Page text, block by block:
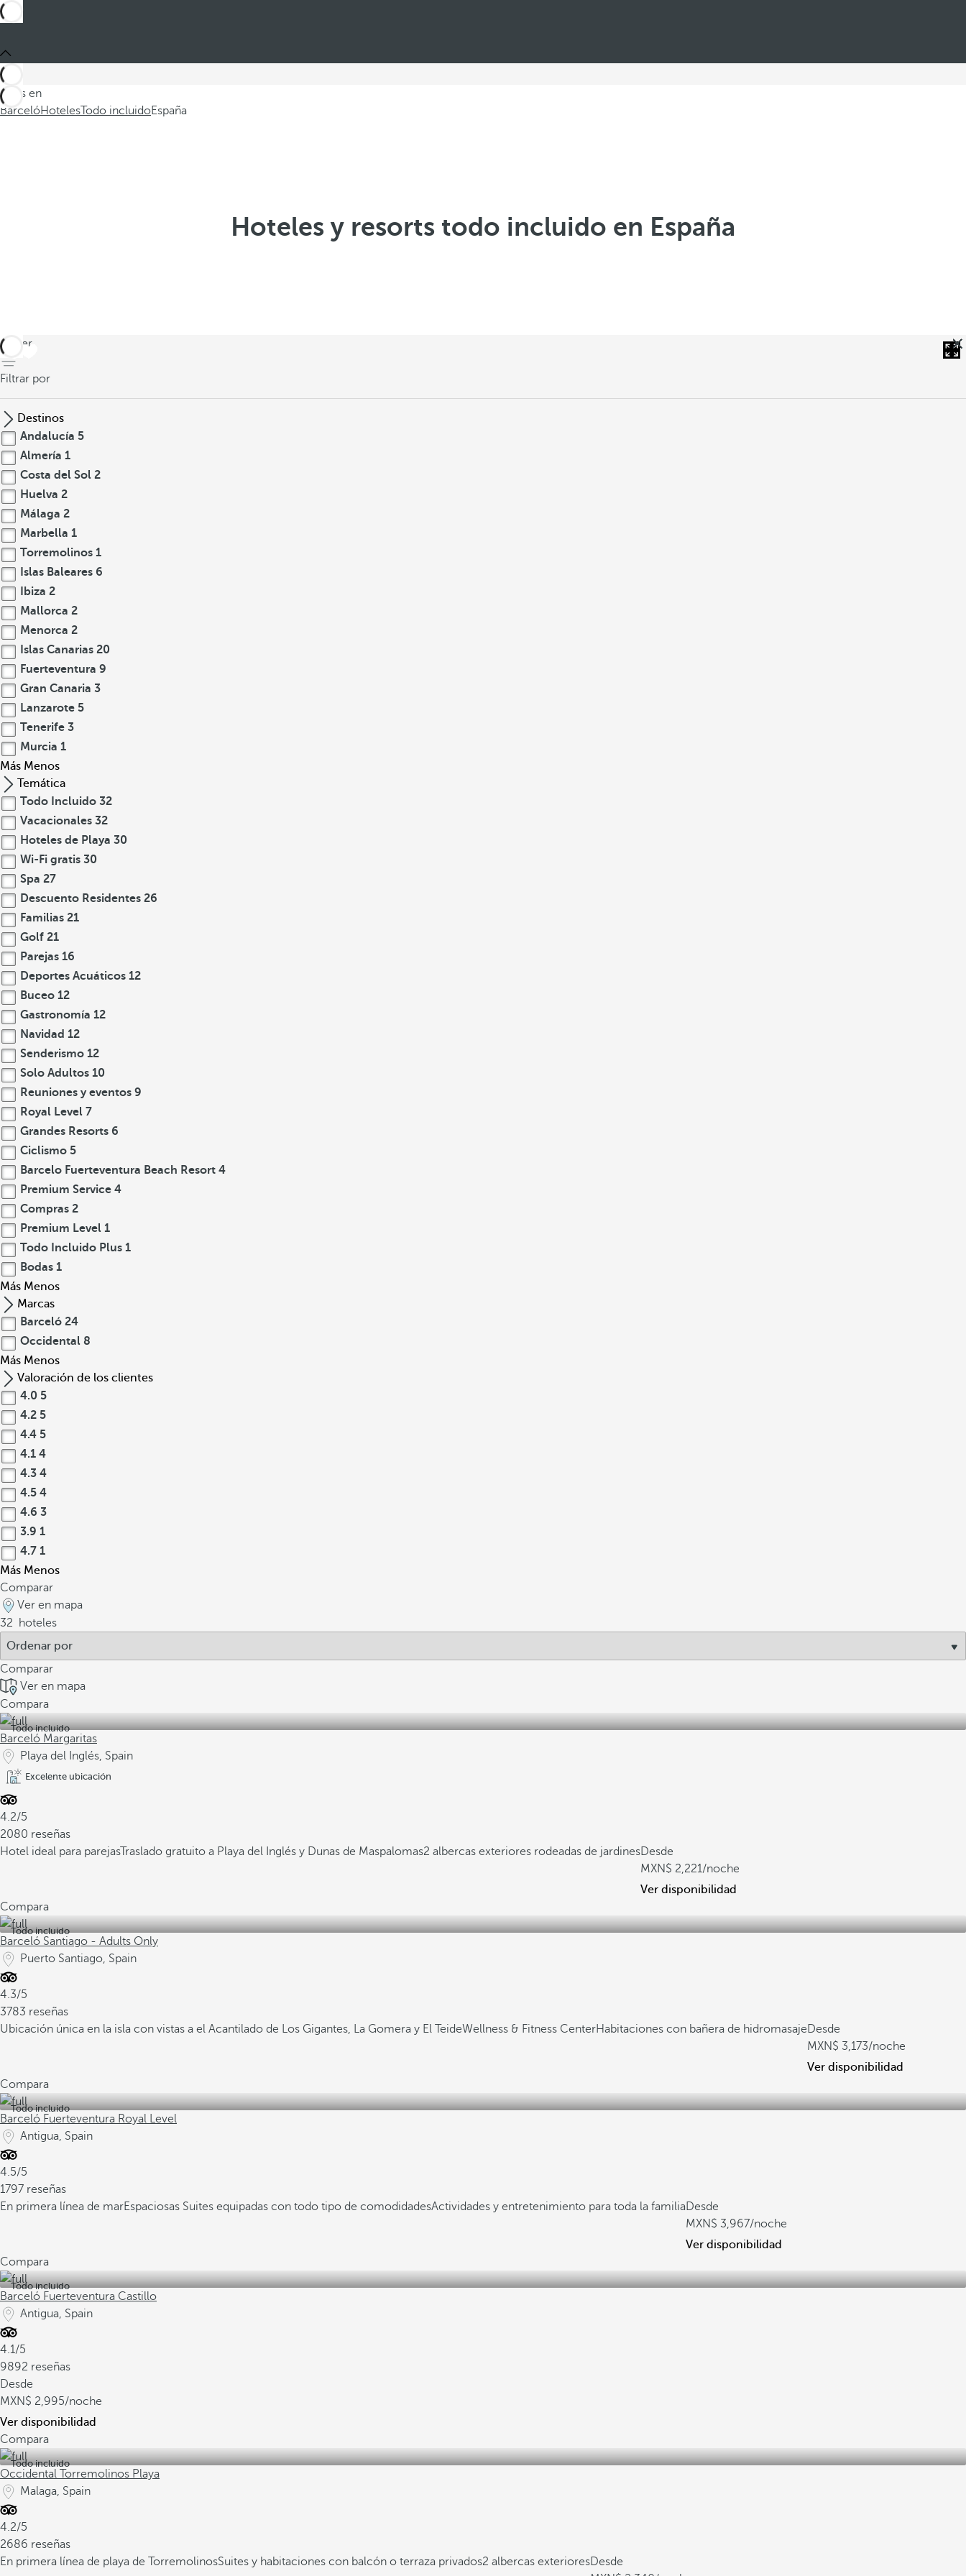
Estás en
BarcelóHotelesTodo incluidoEspaña
Hoteles y resorts todo incluido en España
volver
Filtrar por
Destinos
Andalucía 5
Almería 1
Costa del Sol 2
Huelva 2
Málaga 2
Marbella 1
Torremolinos 1
Islas Baleares 6
Ibiza 2
Mallorca 2
Menorca 2
Islas Canarias 20
Fuerteventura 9
Gran Canaria 3
Lanzarote 5
Tenerife 3
Murcia 1
Más Menos
Temática
Todo Incluido 32
Vacacionales 32
Hoteles de Playa 30
Wi-Fi gratis 30
Spa 27
Descuento Residentes 26
Familias 21
Golf 21
Parejas 16
Deportes Acuáticos 12
Buceo 12
Gastronomía 12
Navidad 12
Senderismo 12
Solo Adultos 10
Reuniones y eventos 9
Royal Level 7
Grandes Resorts 6
Ciclismo 5
Barcelo Fuerteventura Beach Resort 4
Premium Service 4
Compras 2
Premium Level 1
Todo Incluido Plus 1
Bodas 1
Más Menos
Marcas
Barceló 24
Occidental 8
Más Menos
Valoración de los clientes
4.0 5
4.2 5
4.4 5
4.1 4
4.3 4
4.5 4
4.6 3
3.9 1
4.7 1
Más Menos
Comparar
Ver en mapa
32
hoteles
Comparar
Ver en mapa
Compara
Todo incluido
Barceló Margaritas
Playa del Inglés, Spain
Excelente ubicación
4.2/5
2080 reseñas
Hotel ideal para parejasTraslado gratuito a Playa del Inglés y Dunas de Maspalomas2 albercas exteriores rodeadas de jardinesDesde
2,221/noche
Ver disponibilidad
Compara
Todo incluido
Barceló Santiago - Adults Only
Puerto Santiago, Spain
4.3/5
3783 reseñas
Ubicación única en la isla con vistas a el Acantilado de Los Gigantes, La Gomera y El TeideWellness & Fitness CenterHabitaciones con bañera de hidromasajeDesde
3,173/noche
Ver disponibilidad
Compara
Todo incluido
Barceló Fuerteventura Royal Level
Antigua, Spain
4.5/5
1797 reseñas
En primera línea de marEspaciosas Suites equipadas con todo tipo de comodidadesActividades y entretenimiento para toda la familiaDesde
3,967/noche
Ver disponibilidad
Compara
Todo incluido
Barceló Fuerteventura Castillo
Antigua, Spain
4.1/5
9892 reseñas
Desde
2,995/noche
Ver disponibilidad
Compara
Todo incluido
Occidental Torremolinos Playa
Malaga, Spain
4.2/5
2686 reseñas
En primera línea de playa de TorremolinosSuites y habitaciones con balcón o terraza privados2 albercas exterioresDesde